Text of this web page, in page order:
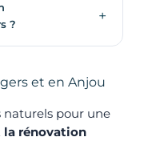
?
et en Anjou
naturels pour une
la rénovation